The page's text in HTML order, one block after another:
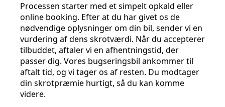
Processen starter med et simpelt opkald eller
online booking. Efter at du har givet os de
nødvendige oplysninger om din bil, sender vi en
vurdering af dens skrotværdi. Når du accepterer
tilbuddet, aftaler vi en afhentningstid, der
passer dig. Vores bugseringsbil ankommer til
aftalt tid, og vi tager os af resten. Du modtager
din skrotpræmie hurtigt, så du kan komme
videre.